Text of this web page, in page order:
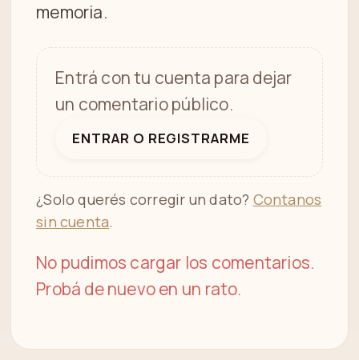
memoria.
Entrá con tu cuenta para dejar
un comentario público.
ENTRAR O REGISTRARME
¿Solo querés corregir un dato? Contanos
sin cuenta.
No pudimos cargar los comentarios.
Probá de nuevo en un rato.